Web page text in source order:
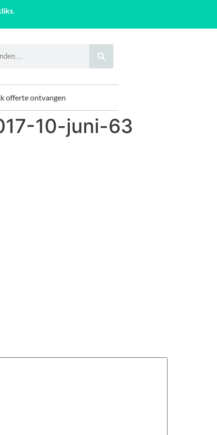
offerte ontvangen
10-juni-63